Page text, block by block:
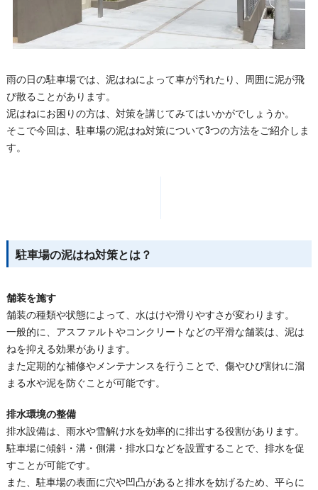
雨の日の駐車場では、泥はねによって車が汚れたり、周囲に泥が飛
び散ることがあります。
泥はねにお困りの方は、対策を講じてみてはいかがでしょうか。
そこで今回は、駐車場の泥はね対策について3つの方法をご紹介しま
す。
駐車場の泥はね対策とは？
舗装を施す
舗装の種類や状態によって、水はけや滑りやすさが変わります。
一般的に、アスファルトやコンクリートなどの平滑な舗装は、泥は
ねを抑える効果があります。
また定期的な補修やメンテナンスを行うことで、傷やひび割れに溜
まる水や泥を防ぐことが可能です。
排水環境の整備
排水設備は、雨水や雪解け水を効率的に排出する役割があります。
駐車場に傾斜・溝・側溝・排水口などを設置することで、排水を促
すことが可能です。
また、駐車場の表面に穴や凹凸があると排水を妨げるため、平らに